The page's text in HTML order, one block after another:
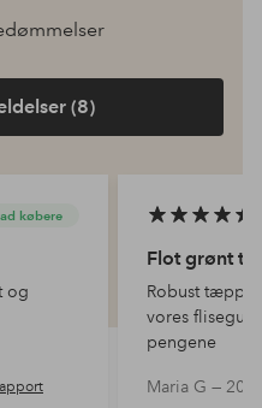
(8)
købere
og
Flot grønt
Robust
vores
pengene
Maria G —